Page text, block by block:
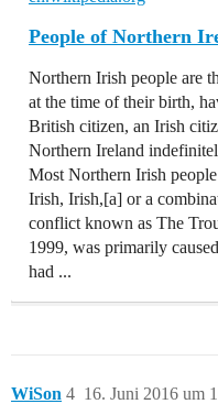
People of Northern
Northern Irish people are
at the time of their birth,
British citizen, an Irish
Northern Ireland
Most Northern Irish
Irish, Irish,[a] or a
conflict known as The
1999, was primarily
had ...
WiSon 16. Juni 2016 um
4